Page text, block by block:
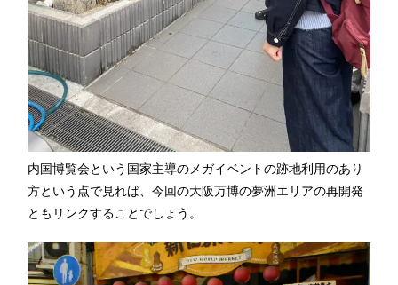
内国博覧会という国家主導のメガイベントの跡地利用のあり
方という点で見れば、今回の大阪万博の夢洲エリアの再開発
ともリンクすることでしょう。